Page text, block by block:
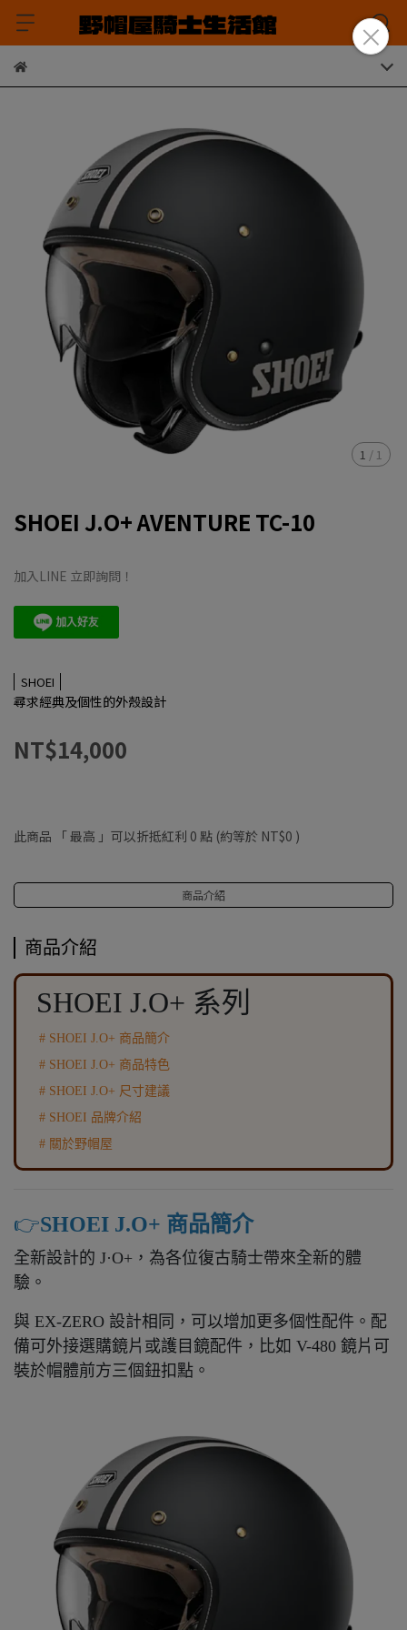
1 / 1
SHOEI J.O+ AVENTURE TC-10
加入LINE 立即詢問！
SHOEI
尋求經典及個性的外殼設計
NT$14,000
此商品 「 最高 」可以折抵紅利 0 點 (約等於 NT$0 )
商品介紹
商品介紹
SHOEI J.O+ 系列
# SHOEI J.O+ 商品簡介
# SHOEI J.O+ 商品特色
# SHOEI J.O+ 尺寸建議
# SHOEI 品牌介紹
# 關於野帽屋
👉️SHOEI J.O+ 商品簡介
全新設計的 J·O+，為各位復古騎士帶來全新的體
驗。
與 EX-ZERO 設計相同，可以增加更多個性配件。配
備可外接選購鏡片或護目鏡配件，比如 V-480 鏡片可
裝於帽體前方三個鈕扣點。